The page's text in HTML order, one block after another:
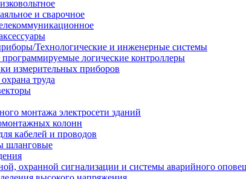
и сварочное
Технологические и инженерные системы
логические контроллеры
измерительных приборов
труда
монтажа электросети зданий
колонн
кабелей и проводов
шланговые
охранной сигнализации и системы аварийного